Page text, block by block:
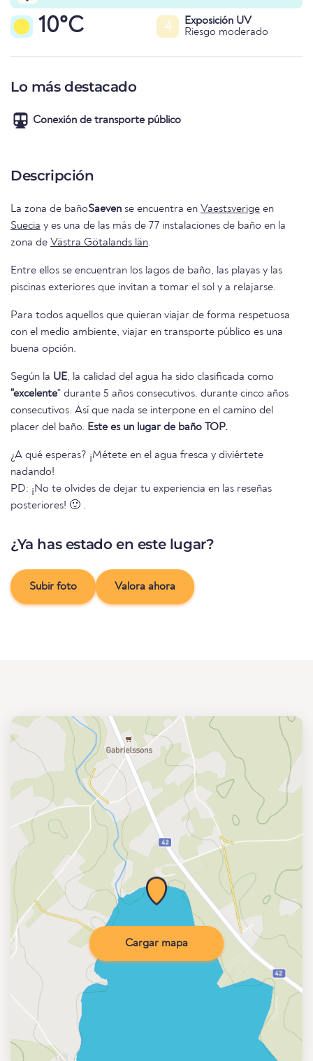
10°C 4
Exposición UV
Riesgo moderado
Lo más destacado
Conexión de transporte público
Descripción
La zona de bañoSaeven se encuentra en Vaestsverige en
Suecia y es una de las más de 77 instalaciones de baño en la
zona de Västra Götalands län.
Entre ellos se encuentran los lagos de baño, las playas y las
piscinas exteriores que invitan a tomar el sol y a relajarse.
Para todos aquellos que quieran viajar de forma respetuosa
con el medio ambiente, viajar en transporte público es una
buena opción.
Según la UE, la calidad del agua ha sido clasificada como
"excelente" durante 5 años consecutivos. durante cinco años
consecutivos. Así que nada se interpone en el camino del
placer del baño. Este es un lugar de baño TOP.
¿A qué esperas? ¡Métete en el agua fresca y diviértete
nadando!
PD: ¡No te olvides de dejar tu experiencia en las reseñas
posteriores! 🙂 .
¿Ya has estado en este lugar?
Subir foto Valora ahora
Cargar mapa